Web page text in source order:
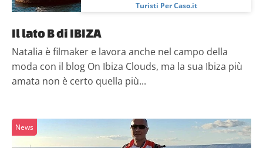
Turisti Per Caso.it
Il lato B di IBIZA
Natalia è filmaker e lavora anche nel campo della
moda con il blog On Ibiza Clouds, ma la sua Ibiza più
amata non è certo quella più...
News